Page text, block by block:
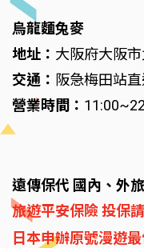
烏龍麵兔麥
地址： 大阪府大阪
交通： 阪急梅田站
營業時間：
遠傳保代 國內、外
旅遊平安保險 投保
日本申辦原號漫遊